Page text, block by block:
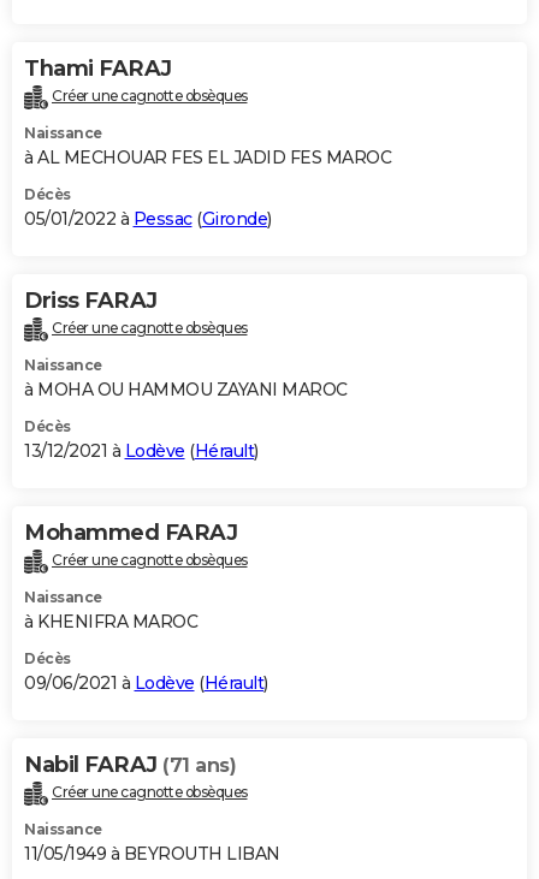
Thami FARAJ
Créer une cagnotte obsèques
Naissance
à AL MECHOUAR FES EL JADID FES MAROC
Décès
05/01/2022 à Pessac(Gironde)
Driss FARAJ
Créer une cagnotte obsèques
Naissance
à MOHA OU HAMMOU ZAYANI MAROC
Décès
13/12/2021 à Lodève (Hérault)
Mohammed FARAJ
Créer une cagnotte obsèques
Naissance
à KHENIFRA MAROC
Décès
09/06/2021 à Lodève (Hérault)
Nabil FARAJ (71 ans)
Créer une cagnotte obsèques
Naissance
11/05/1949 à BEYROUTH LIBAN